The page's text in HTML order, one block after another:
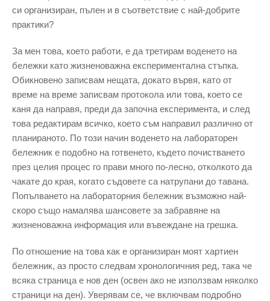
си организиран, пълен и в съответствие с най-добрите
практики?
За мен това, което работи, е да третирам воденето на
бележки като жизненоважна експериментална стъпка.
Обикновено записвам нещата, докато вървя, като от
време на време записвам протокола или това, което се
каня да направя, преди да започна експеримента, и след
това редактирам всичко, което съм направил различно от
планираното. По този начин воденето на лабораторен
бележник е подобно на готвенето, където почистването
през целия процес го прави много по-лесно, отколкото да
чакате до края, когато съдовете са натрупани до тавана.
Попълването на лабораторния бележник възможно най-
скоро също намалява шансовете за забравяне на
жизненоважна информация или въвеждане на грешка.
По отношение на това как е организиран моят хартиен
бележник, аз просто следвам хронологичния ред, така че
всяка страница е нов ден (освен ако не използвам няколко
страници на ден). Уверявам се, че включвам подробно